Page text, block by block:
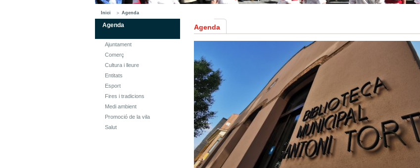
Inici Agenda
Agenda
Ajuntament
Comerç
Cultura i lleure
Entitats
Esport
Fires i tradicions
Medi ambient
Promoció de la vila
Salut
Agenda